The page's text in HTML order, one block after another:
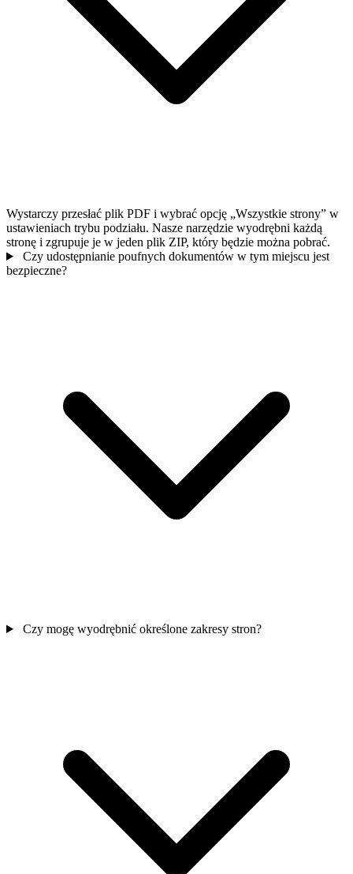
Wystarczy przesłać plik PDF i wybrać opcję „Wszystkie strony” w
ustawieniach trybu podziału. Nasze narzędzie wyodrębni każdą
stronę i zgrupuje je w jeden plik ZIP, który będzie można pobrać.
Czy udostępnianie poufnych dokumentów w tym miejscu jest
bezpieczne?
Czy mogę wyodrębnić określone zakresy stron?